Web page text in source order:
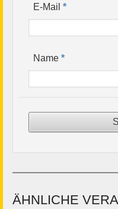
E-Mail*
Name*
ÄHNLICHE